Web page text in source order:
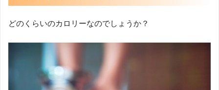
どのくらいのカロリーなのでしょうか？